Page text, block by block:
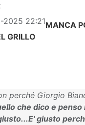
2025 22:21MANCA
GRILLO
perché Giorgio
che dico e penso
E' giusto